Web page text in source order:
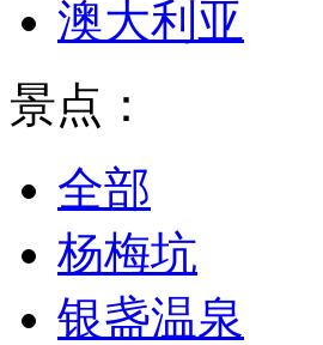
澳大利亚
景点：
全部
杨梅坑
银盏温泉